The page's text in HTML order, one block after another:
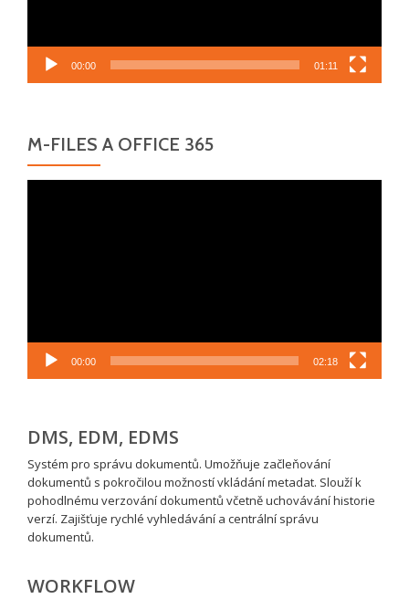
00:00 01:11
M-FILES A OFFICE 365
00:00 02:18
DMS, EDM, EDMS
Systém pro správu dokumentů. Umožňuje začleňování
dokumentů s pokročilou možností vkládání metadat. Slouží k
pohodlnému verzování dokumentů včetně uchovávání historie
verzí. Zajišťuje rychlé vyhledávání a centrální správu
dokumentů.
WORKFLOW